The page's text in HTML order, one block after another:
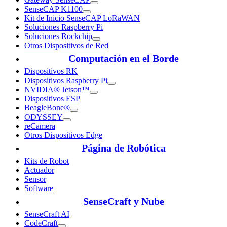
SenseCAP K1100
Kit de Inicio SenseCAP LoRaWAN
Soluciones Raspberry Pi
Soluciones Rockchip
Otros Dispositivos de Red
Computación en el Borde
Dispositivos RK
Dispositivos Raspberry Pi
NVIDIA® Jetson™
Dispositivos ESP
BeagleBone®
ODYSSEY
reCamera
Otros Dispositivos Edge
Página de Robótica
Kits de Robot
Actuador
Sensor
Software
SenseCraft y Nube
SenseCraft AI
CodeCraft